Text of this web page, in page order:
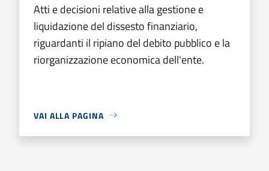
Atti e decisioni relative alla gestione e
liquidazione del dissesto finanziario,
riguardanti il ripiano del debito pubblico e la
riorganizzazione economica dell'ente.
VAI ALLA PAGINA